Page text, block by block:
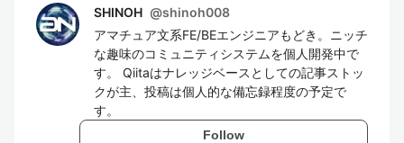
SHINOH @shinoh008
アマチュア文系FE/BEエンジニアもどき。ニッチ
な趣味のコミュニティシステムを個人開発中で
す。 Qiitaはナレッジベースとしての記事ストッ
クが主、投稿は個人的な備忘録程度の予定で
す。
Follow